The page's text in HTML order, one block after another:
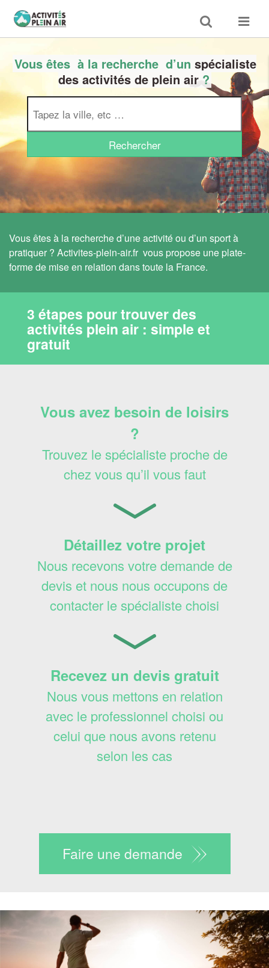
Toggle
search
Toggle
Vous êtes à la recherche d’un spécialiste
des activités de plein air?
Vous êtes à la recherche d’une activité ou d’un sport à
pratiquer ? Activites-plein-air.fr vous propose une plate-
forme de mise en relation dans toute la France.
3 étapes pour trouver des
activités plein air : simple et
gratuit
Vous avez besoin de loisirs
?
Trouvez le spécialiste proche de
chez vous qu’il vous faut
Détaillez votre projet
Nous recevons votre demande de
devis et nous nous occupons de
contacter le spécialiste choisi
Recevez un devis gratuit
Nous vous mettons en relation
avec le professionnel choisi ou
celui que nous avons retenu
selon les cas
Faire une demande